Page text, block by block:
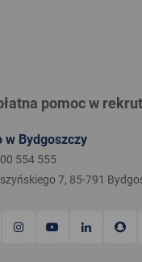
pomoc w
w Bydgoszczy
554 555
7, 85-791